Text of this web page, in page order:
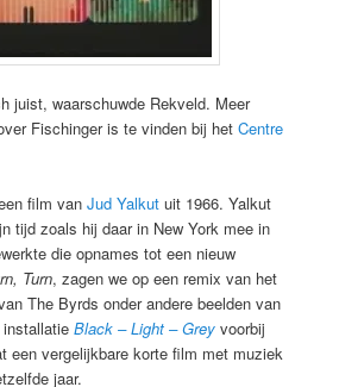
juist, waarschuwde Rekveld. Meer
Fischinger is te vinden bij hetCentre
film vanJud Yalkut uit 1966. Yalkut
tijd zoals hij daar in New York mee in
die opnames tot een nieuw
Turn, zagen we op een remix van het
The Byrds onder andere beelden van
installatieBlack – Light – Grey voorbij
een vergelijkbare korte film met muziek
jaar.